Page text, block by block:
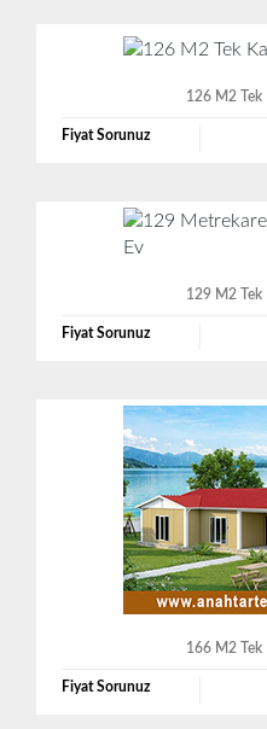
126 M2 Tek
Fiyat Sorunuz
129 M2 Tek
Fiyat Sorunuz
166 M2 Tek
Fiyat Sorunuz